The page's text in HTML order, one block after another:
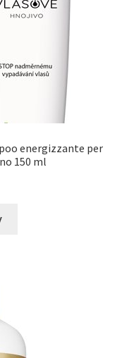
energizzante per
150 ml